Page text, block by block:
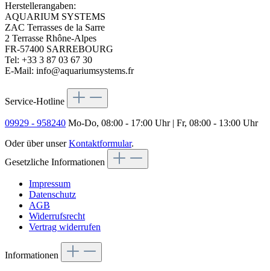
Herstellerangaben:
AQUARIUM SYSTEMS
ZAC Terrasses de la Sarre
2 Terrasse Rhône-Alpes
FR-57400 SARREBOURG
Tel: +33 3 87 03 67 30
E-Mail: info@aquariumsystems.fr
Service-Hotline
09929 - 958240 Mo-Do, 08:00 - 17:00 Uhr | Fr, 08:00 - 13:00 Uhr
Oder über unserKontaktformular.
Gesetzliche Informationen
Impressum
Datenschutz
AGB
Widerrufsrecht
Vertrag widerrufen
Informationen